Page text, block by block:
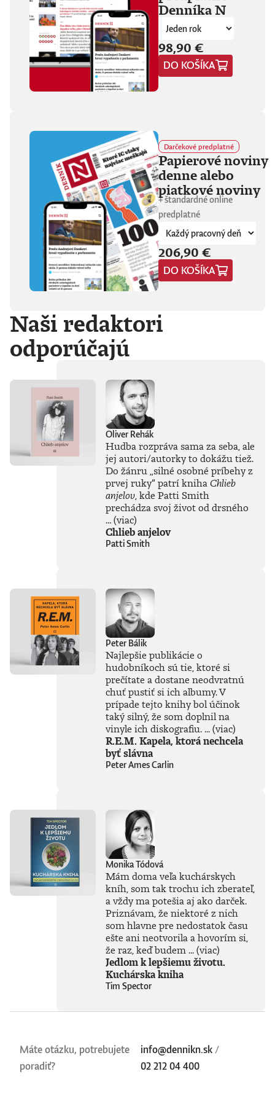
fanúšikovia aj
kritika dávajú palec
hore. Hrá pred
tisíckami ľudí na
festivaloch, vo
vypredaných sálach
aj v malých
punkových
ľudia, ktorí sa
predtým nepoznali,
vedú intenzívny
dialóg o hudbe a
stave sveta. V
štrnástich
tematicky
zameraných
kapitolách príde
okrem iného reč na
punk, trap,
rock’n’roll, Beatles,
Sex Pistols,
Dostojevského,
Hegela, Boha, GG
psychické diagnózy,
lásku, násilie,
rómstvo, working
class, anarchizmus,
okultizmus,
fašizmus, revolúciu,
imagináciu, Garáže,
gitaru, klavír,
mamu, otca aj
brata.Štyri
medzihry vo forme
posluchových
jukeboxov testujú
Denisov hudobný
rozhľad. Body
pozbiera takmer za
všetko.Za rozhovor
s Denisom Bangom
o Beatles, ktorý je
Denníka N
98,90 €
DO KOŠÍKA
Darčekové predplatné
Papierové noviny
denne alebo
piatkové noviny
+ štandardné online
predplatné
206,90 €
DO KOŠÍKA
Naši redaktori
odporúčajú
Oliver Rehák
Hudba rozpráva sama za seba, ale
jej autori/autorky to dokážu tiež.
Do žánru „silné osobné príbehy z
prvej ruky“patrí knihaChlieb
anjelov, kde Patti Smith
prechádza svoj život od drsného
...(viac)
Chlieb anjelov
Patti Smith
Peter Bálik
Najlepšie publikácie o
hudobníkoch sú tie, ktoré si
prečítate a dostane neodvratnú
chuť pustiť si ich albumy. V
prípade tejto knihy bol účinok
taký silný, že som doplnil na
vinyle ich diskografiu. ...(viac)
R.E.M. Kapela, ktorá nechcela
byť slávna
Peter Ames Carlin
Monika Tódová
Mám doma veľa kuchárskych
kníh, som tak trochu ich zberateľ,
a vždy ma potešia aj ako darček.
Priznávam, že niektoré z nich
som hlavne pre nedostatok času
ešte ani neotvorila a hovorím si,
že raz, keď budem ...(viac)
Jedlom k lepšiemu životu.
Kuchárska kniha
Tim Spector
Máte otázku, potrebujete
poradiť?
info@dennikn.sk /
02 212 04 400